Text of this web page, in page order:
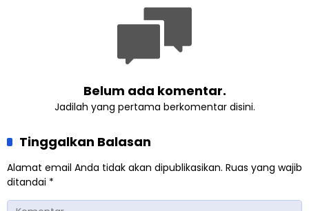
Belum ada komentar.
Jadilah yang pertama berkomentar disini.
Tinggalkan Balasan
Alamat email Anda tidak akan dipublikasikan. Ruas yang wajib
ditandai *